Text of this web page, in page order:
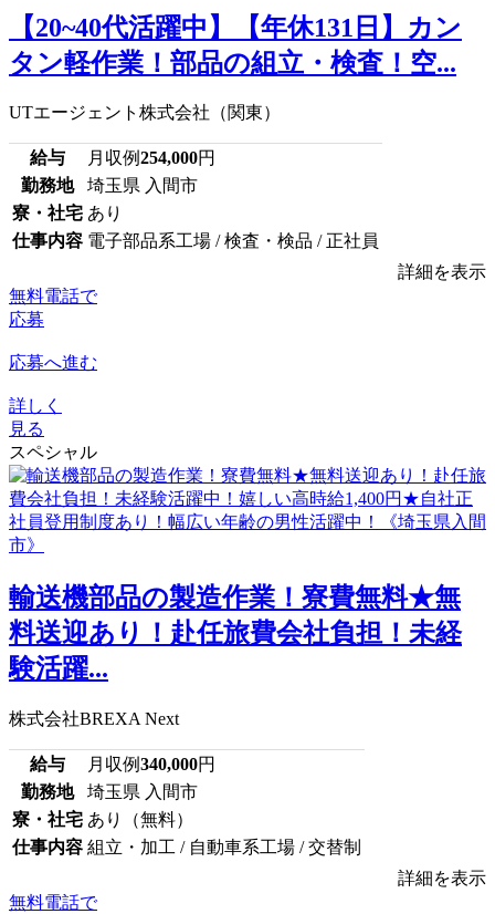
【20~40代活躍中】【年休131日】カン
タン軽作業！部品の組立・検査！空...
UTエージェント株式会社（関東）
給与 月収例254,000円
勤務地
埼玉県 入間市
寮・社宅 あり
仕事内容 電子部品系工場 / 検査・検品 / 正社員
詳細を表示
無料電話で
応募
応募へ進む
詳しく
見る
スペシャル
輸送機部品の製造作業！寮費無料★無
料送迎あり！赴任旅費会社負担！未経
験活躍...
株式会社BREXA Next
給与 月収例340,000円
勤務地
埼玉県 入間市
寮・社宅 あり（無料）
仕事内容 組立・加工 / 自動車系工場 / 交替制
詳細を表示
無料電話で